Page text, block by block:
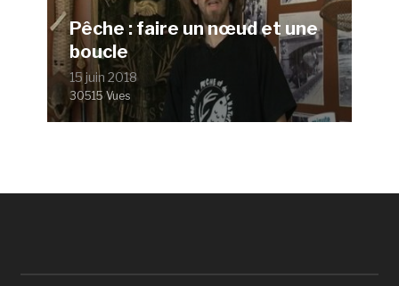
Pêche : faire un nœud et une
boucle
15 juin 2018
30515 Vues